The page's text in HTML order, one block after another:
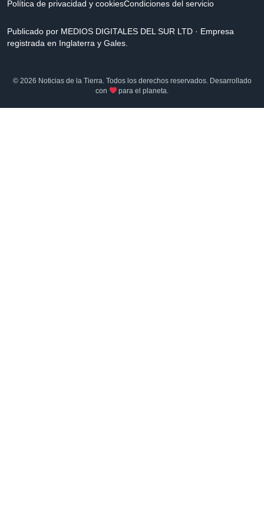
Política de privacidad y cookiesCondiciones del servicio
Publicado por MEDIOS DIGITALES DEL SUR LTD · Empresa
registrada en Inglaterra y Gales.
© 2026 Noticias de la Tierra. Todos los derechos reservados. Desarrollado
con
para el planeta.